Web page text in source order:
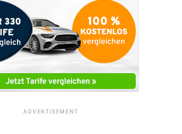
ADVERTISEMENT